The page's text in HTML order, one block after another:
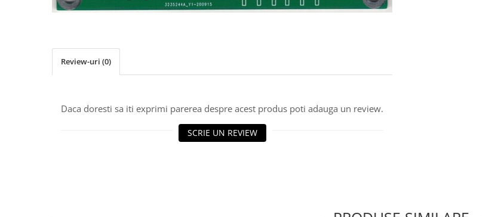
Osciloscoape UNI-T
Review-uri (0)
Daca doresti sa iti exprimi parerea despre acest produs poti adauga un review.
SCRIE UN REVIEW